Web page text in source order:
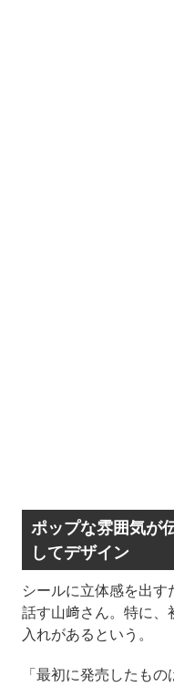
ポップな雰囲気が
してデザイン
シールに立体感を出す
話す山﨑さん。特に、
入れがあるという。
「最初に発売したも